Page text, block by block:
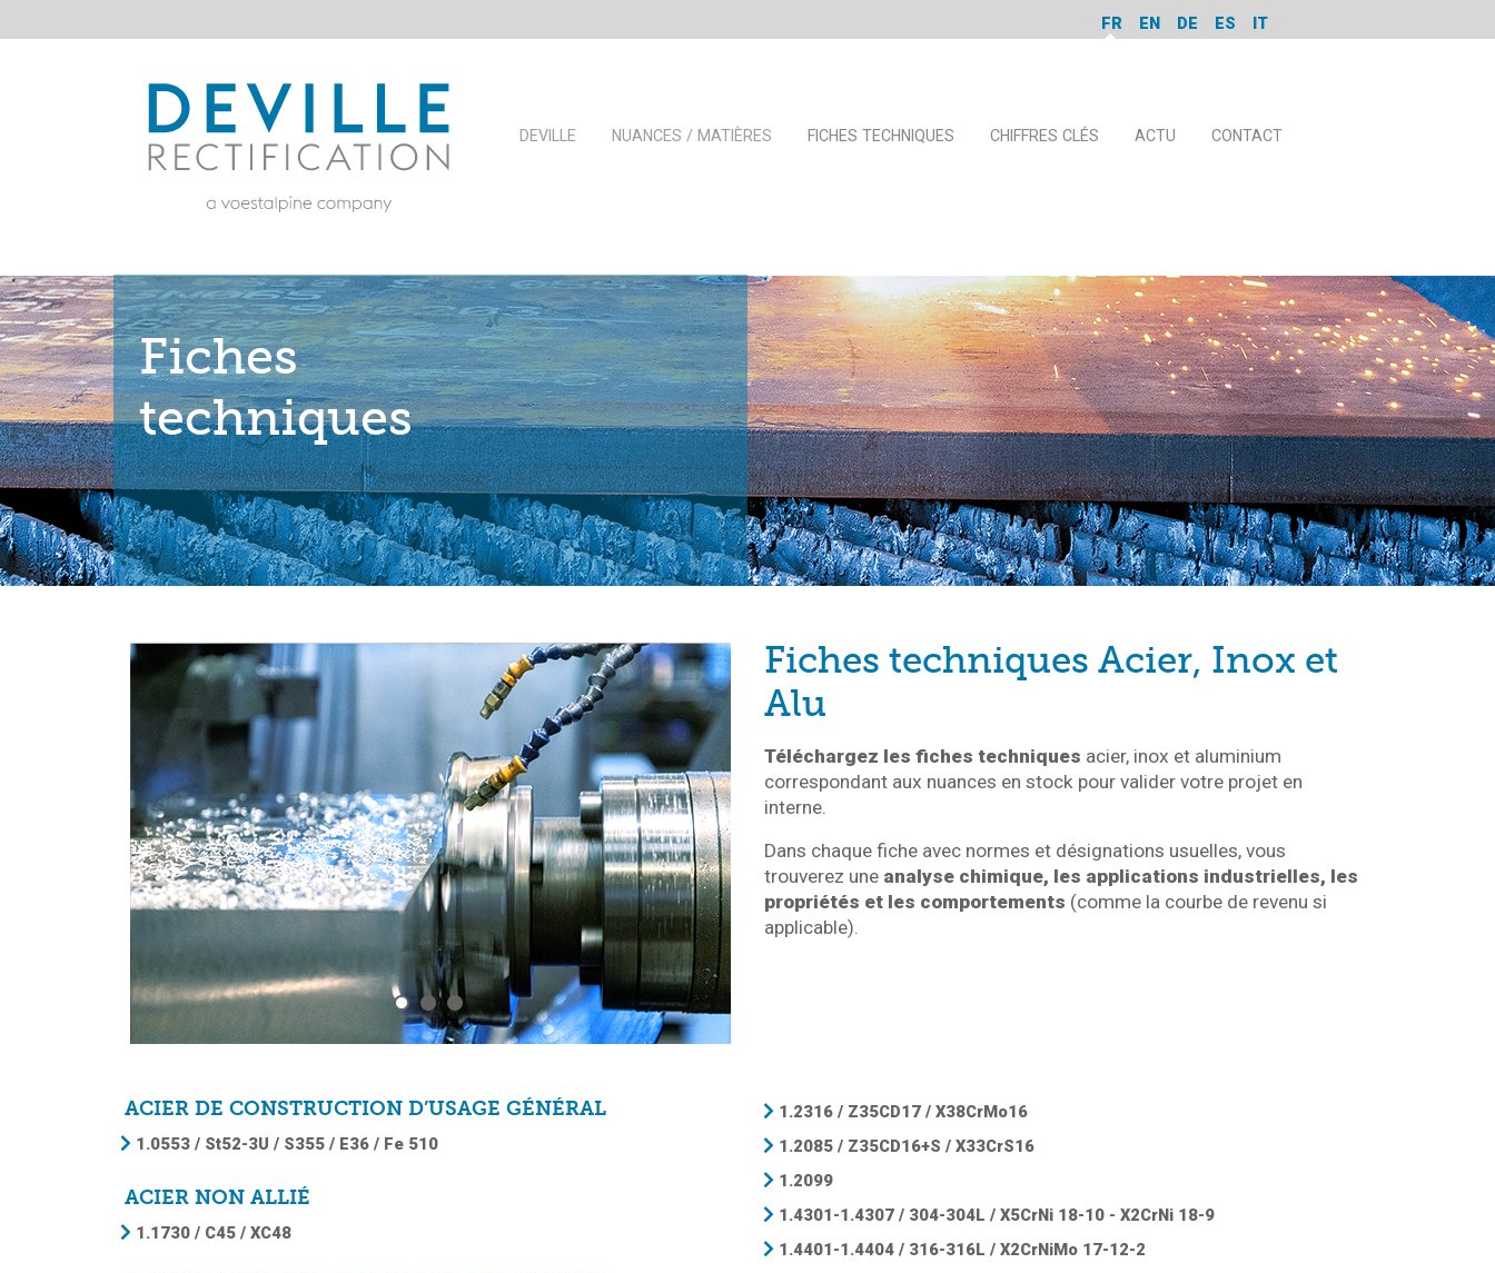
FR EN DE ES IT
DEVILLE NUANCES / MATIÈRES FICHES TECHNIQUES CHIFFRES CLÉS ACTU CONTACT
Fiches
techniques
Fiches techniques Acier, Inox et
Alu
Téléchargez les fiches techniques acier, inox et aluminium
correspondant aux nuances en stock pour valider votre projet en
interne.
Dans chaque fiche avec normes et désignations usuelles, vous
trouverez une analyse chimique, les applications industrielles, les
propriétés et les comportements (comme la courbe de revenu si
applicable).
ACIER DE CONSTRUCTION D’USAGE GÉNÉRAL
1.0553 / St52-3U / S355 / E36 / Fe 510
ACIER NON ALLIÉ
1.1730 / C45 / XC48
1.2316 / Z35CD17 / X38CrMo16
1.2085 / Z35CD16+S / X33CrS16
1.2099
1.4301-1.4307 / 304-304L / X5CrNi 18-10 - X2CrNi 18-9
1.4401-1.4404 / 316-316L / X2CrNiMo 17-12-2